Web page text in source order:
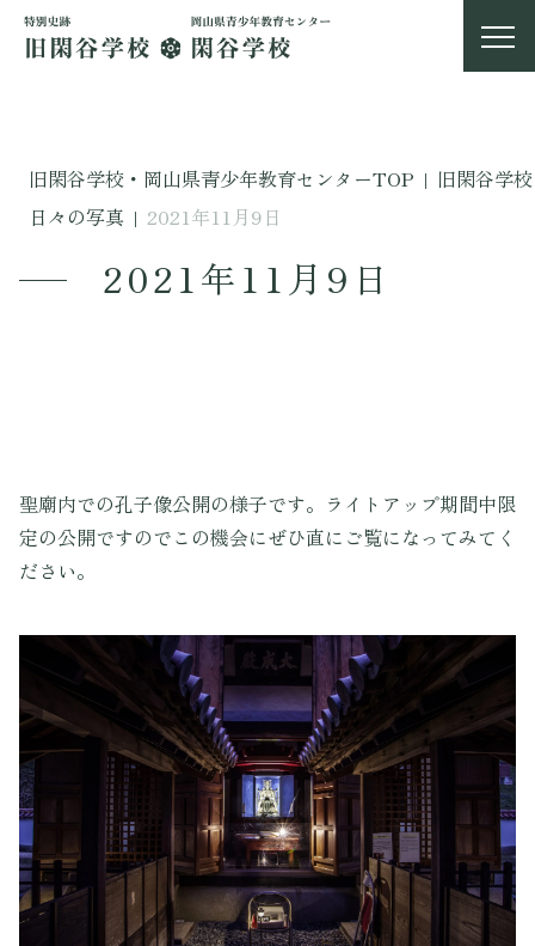
旧閑谷学校・岡山県青少年教育センターTOP | 旧閑谷学校
日々の写真 | 2021年11月9日
2021年11月9日
聖廟内での孔子像公開の様子です。ライトアップ期間中限
定の公開ですのでこの機会にぜひ直にご覧になってみてく
ださい。